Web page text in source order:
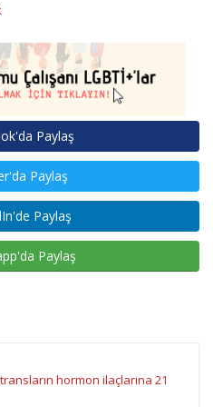
Paylaş
Paylaş
Paylaş
Paylaş
transların hormon ilaçlarına 21